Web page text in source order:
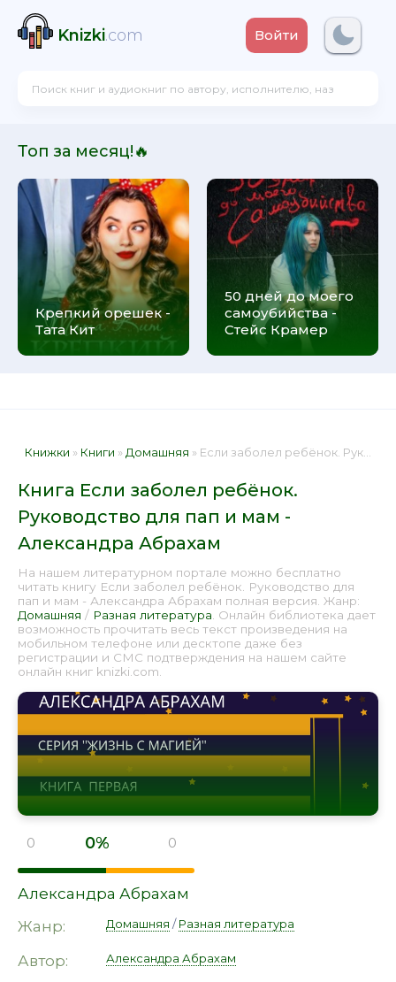
Knizki.com Войти
Топ за месяц!🔥
Крепкий орешек -
Тата Кит
50 дней до моего
самоубийства -
Стейс Крамер
Книжки » Книги » Домашняя » Если заболел ребёнок. Руководство для пап и мам - Александра Абрахам 📕 - Книга онлайн бесплатно
Книга Если заболел ребёнок.
Руководство для пап и мам -
Александра Абрахам
На нашем литературном портале можно бесплатно
читать книгу Если заболел ребёнок. Руководство для
пап и мам - Александра Абрахам полная версия. Жанр:
Домашняя / Разная литература . Онлайн библиотека дает
возможность прочитать весь текст произведения на
мобильном телефоне или десктопе даже без
регистрации и СМС подтверждения на нашем сайте
онлайн книг knizki.com.
0 0% 0
Александра Абрахам
Жанр:
Домашняя /Разная литература
Автор: Александра Абрахам